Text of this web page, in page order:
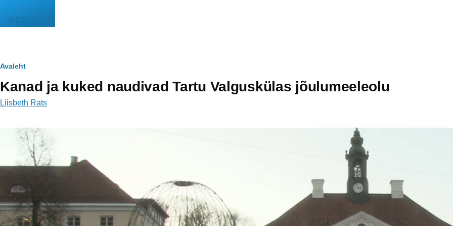
PEEGEL
Leivapuru
Avaleht
Kanad ja kuked naudivad Tartu Valguskülas jõulumeeleolu
Liisbeth Rats
Video